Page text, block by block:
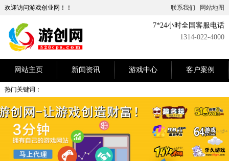
欢迎访问游戏创业网！！ 联系我们 网站地图
7*24小时全国客服电话
1314-022-4000
网站主页 新闻资讯 游戏中心 客户案例
热门关键词：